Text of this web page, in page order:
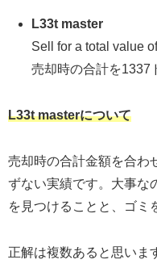
L33t master
Sell for a total value
売却時の合計を1337
L33t masterについて
売却時の合計金額を合わ
ずない実績です。大事な
を見つけることと、ゴミ
正解は複数あると思いま